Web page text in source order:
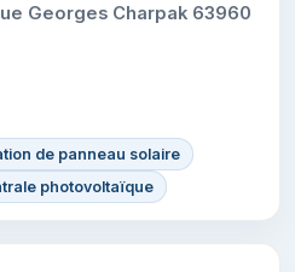
Georges Charpak 63960
de panneau solaire
photovoltaïque